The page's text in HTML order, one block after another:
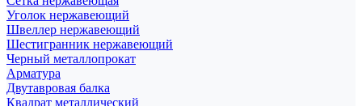
Уголок нержавеющий
Швеллер нержавеющий
Шестигранник нержавеющий
Черный металлопрокат
Арматура
Двутавровая балка
Квадрат металлический